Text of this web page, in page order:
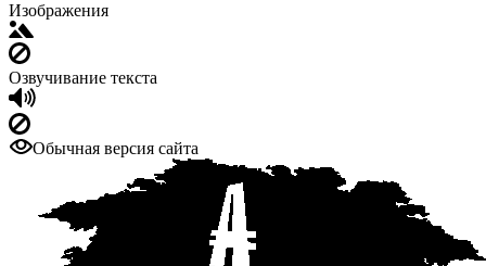
Изображения
Озвучивание текста
Обычная версия сайта